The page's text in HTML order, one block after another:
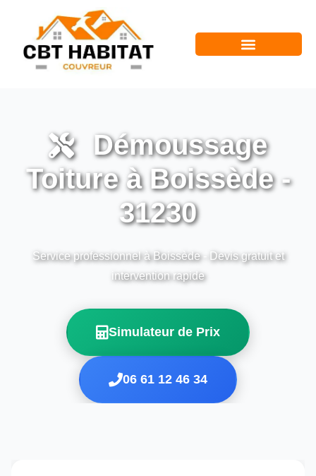
Démoussage
Toiture à Boissède -
31230
Service professionnel à Boissède - Devis gratuit et
intervention rapide
Simulateur de Prix
06 61 12 46 34